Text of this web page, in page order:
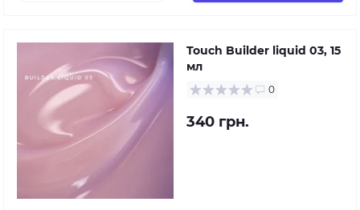
Touch Builder liquid 03, 15
мл
0
340 грн.